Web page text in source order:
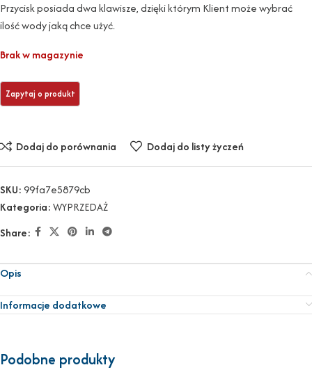
Przycisk posiada dwa klawisze, dzięki którym Klient może wybrać
ilość wody jaką chce użyć.
Brak w magazynie
Dodaj do porównania Dodaj do listy życzeń
SKU:99fa7e5879cb
Kategoria:WYPRZEDAŻ
Share:
Opis
Informacje dodatkowe
Podobne produkty